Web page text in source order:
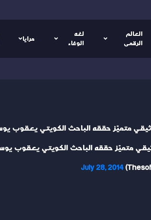
العالم
الرقمى
لغه
الوفاء
مرايا
متميّز حققه الباحث الكويتي يعقوب
متميّز حققه الباحث الكويتي يعقوب
July 28, 2014